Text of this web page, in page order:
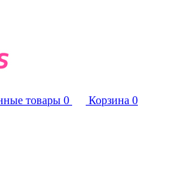
товары 0 Корзина 0